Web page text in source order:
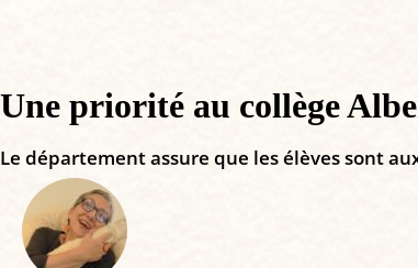
Une priorité au collège
Le département assure que les élèves sont